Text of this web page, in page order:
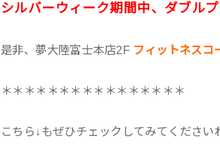
シルバーウィーク期間中、ダブル
是非、夢大陸富士本店2F フィットネスコ
＊＊＊＊＊＊＊＊＊＊＊＊＊＊＊＊
こちら↓もぜひチェックしてみてください